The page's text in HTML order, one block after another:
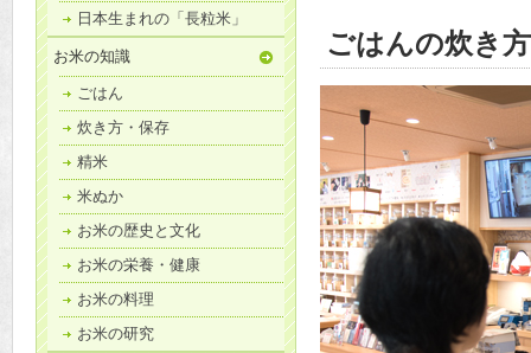
日本生まれの「長粒米」
お米の知識
ごはん
炊き方・保存
精米
米ぬか
お米の歴史と文化
お米の栄養・健康
お米の料理
お米の研究
ごはんの炊き